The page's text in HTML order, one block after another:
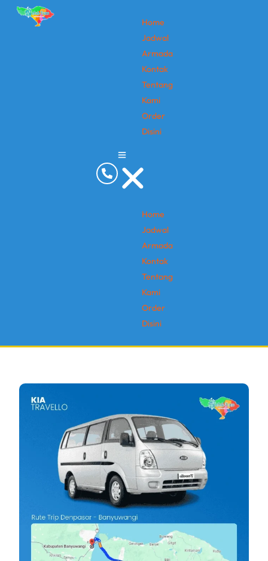
Home
Jadwal
Armada
Kontak
Tentang
Kami
Order
Disini
Home
Jadwal
Armada
Kontak
Tentang
Kami
Order
Disini